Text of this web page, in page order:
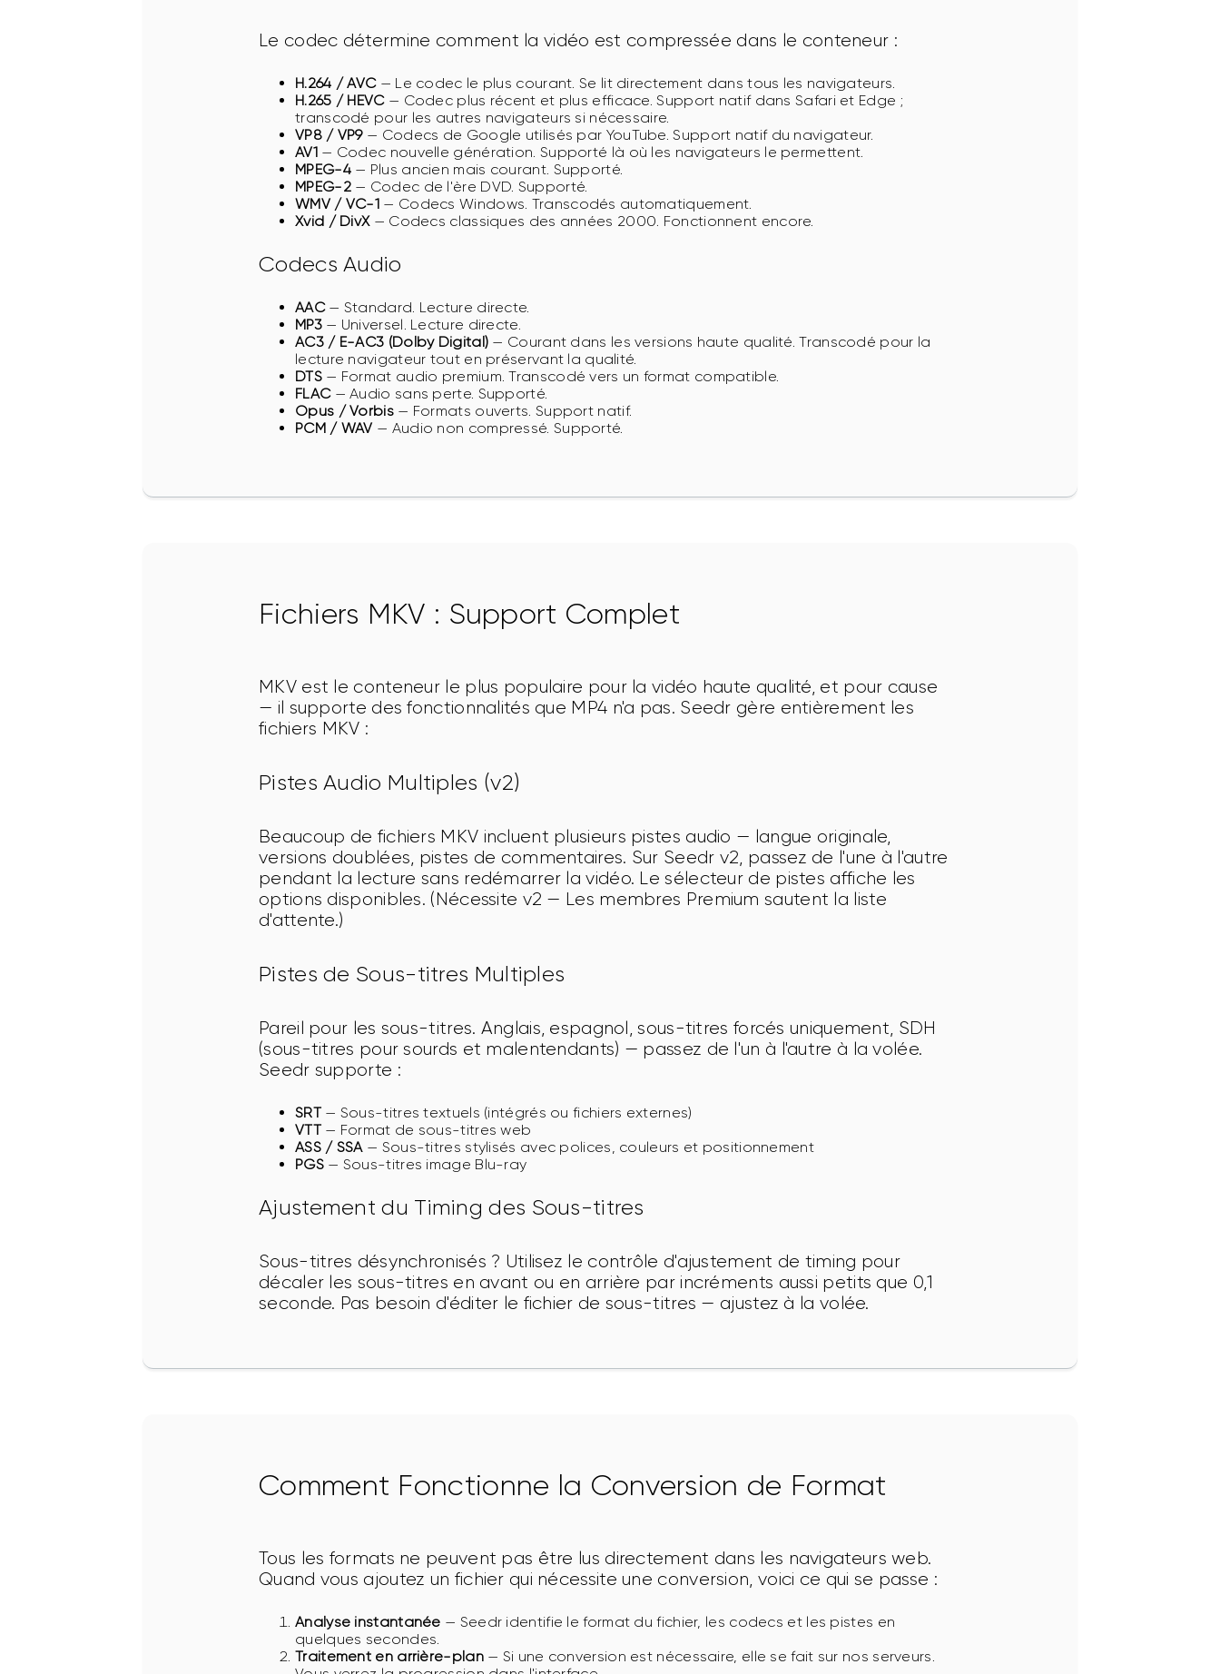
Le codec détermine comment la vidéo est compressée dans le conteneur :
H.264 / AVC— Le codec le plus courant. Se lit directement dans tous les navigateurs.
H.265 / HEVC— Codec plus récent et plus efficace. Support natif dans Safari et Edge ;
transcodé pour les autres navigateurs si nécessaire.
VP8 / VP9— Codecs de Google utilisés par YouTube. Support natif du navigateur.
AV1— Codec nouvelle génération. Supporté là où les navigateurs le permettent.
MPEG-4— Plus ancien mais courant. Supporté.
MPEG-2— Codec de l'ère DVD. Supporté.
WMV / VC-1 — Codecs Windows. Transcodés automatiquement.
Xvid / DivX— Codecs classiques des années 2000. Fonctionnent encore.
Codecs Audio
AAC— Standard. Lecture directe.
MP3— Universel. Lecture directe.
AC3 / E-AC3 (Dolby Digital) — Courant dans les versions haute qualité. Transcodé pour la
lecture navigateur tout en préservant la qualité.
DTS— Format audio premium. Transcodé vers un format compatible.
FLAC— Audio sans perte. Supporté.
Opus / Vorbis— Formats ouverts. Support natif.
PCM / WAV — Audio non compressé. Supporté.
Fichiers MKV : Support Complet
MKV est le conteneur le plus populaire pour la vidéo haute qualité, et pour cause
— il supporte des fonctionnalités que MP4 n'a pas. Seedr gère entièrement les
fichiers MKV :
Pistes Audio Multiples (v2)
Beaucoup de fichiers MKV incluent plusieurs pistes audio — langue originale,
versions doublées, pistes de commentaires. Sur Seedr v2, passez de l'une à l'autre
pendant la lecture sans redémarrer la vidéo. Le sélecteur de pistes affiche les
options disponibles. (Nécessite v2 — Les membres Premium sautent la liste
d'attente.)
Pistes de Sous-titres Multiples
Pareil pour les sous-titres. Anglais, espagnol, sous-titres forcés uniquement, SDH
(sous-titres pour sourds et malentendants) — passez de l'un à l'autre à la volée.
Seedr supporte :
SRT— Sous-titres textuels (intégrés ou fichiers externes)
VTT— Format de sous-titres web
ASS / SSA— Sous-titres stylisés avec polices, couleurs et positionnement
PGS— Sous-titres image Blu-ray
Ajustement du Timing des Sous-titres
Sous-titres désynchronisés ? Utilisez le contrôle d'ajustement de timing pour
décaler les sous-titres en avant ou en arrière par incréments aussi petits que 0,1
seconde. Pas besoin d'éditer le fichier de sous-titres — ajustez à la volée.
Comment Fonctionne la Conversion de Format
Tous les formats ne peuvent pas être lus directement dans les navigateurs web.
Quand vous ajoutez un fichier qui nécessite une conversion, voici ce qui se passe :
Analyse instantanée — Seedr identifie le format du fichier, les codecs et les pistes en
quelques secondes.
Traitement en arrière-plan— Si une conversion est nécessaire, elle se fait sur nos serveurs.